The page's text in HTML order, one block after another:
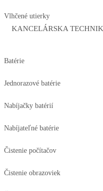
Vlhčené utierky
KANCELÁRSKA
Batérie
Jednorazové batérie
Nabíjačky batérií
Nabíjateľné batérie
Čistenie počítačov
Čistenie obrazoviek